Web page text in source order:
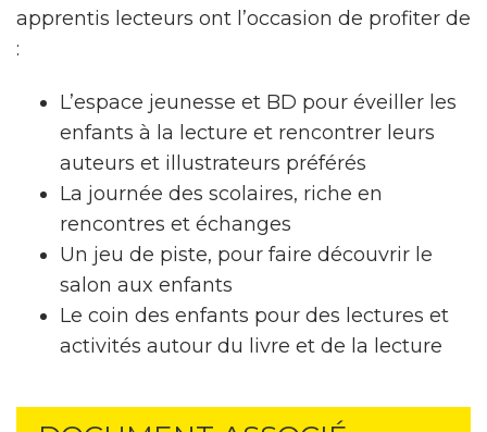
apprentis lecteurs ont l’occasion de profiter de
:
L’espace jeunesse et BD pour éveiller les
enfants à la lecture et rencontrer leurs
auteurs et illustrateurs préférés
La journée des scolaires, riche en
rencontres et échanges
Un jeu de piste, pour faire découvrir le
salon aux enfants
Le coin des enfants pour des lectures et
activités autour du livre et de la lecture